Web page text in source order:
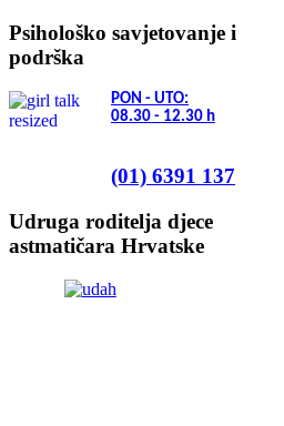
Psihološko savjetovanje i
podrška
PON - UTO:
08.30 - 12.30 h
(01) 6391 137
Udruga roditelja djece
astmatičara Hrvatske